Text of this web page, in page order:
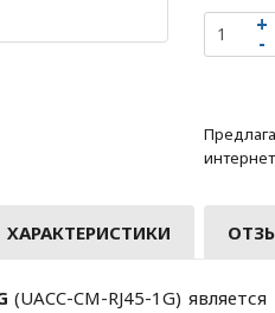
ХАРАКТЕРИСТИКИ
(UACC-CM-RJ45-1G)